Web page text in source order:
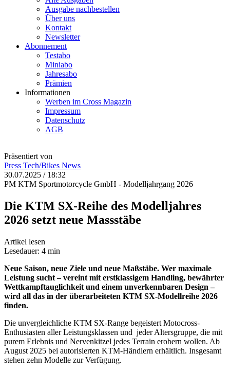
Ausgabe nachbestellen
Über uns
Kontakt
Newsletter
Abonnement
Testabo
Miniabo
Jahresabo
Prämien
Informationen
Werben im Cross Magazin
Impressum
Datenschutz
AGB
Präsentiert von
Press Tech/Bikes News
30.07.2025 / 18:32
PM KTM Sportmotorcycle GmbH - Modelljahrgang 2026
Die KTM SX-Reihe des Modelljahres
2026 setzt neue Massstäbe
Artikel lesen
Lesedauer: 4 min
Neue Saison, neue Ziele und neue Maßstäbe. Wer maximale
Leistung sucht – vereint mit erstklassigem Handling, bewährter
Wettkampftauglichkeit und einem unverkennbaren Design –
wird all das in der überarbeiteten KTM SX-Modellreihe 2026
finden.
Die unvergleichliche KTM SX-Range begeistert Motocross-
Enthusiasten aller Leistungsklassen und jeder Altersgruppe, die mit
purem Erlebnis und Nervenkitzel jedes Terrain erobern wollen. Ab
August 2025 bei autorisierten KTM-Händlern erhältlich. Insgesamt
stehen zehn Modelle zur Verfügung.